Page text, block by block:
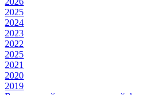
2025
2024
2023
2022
2025
2021
2020
2019